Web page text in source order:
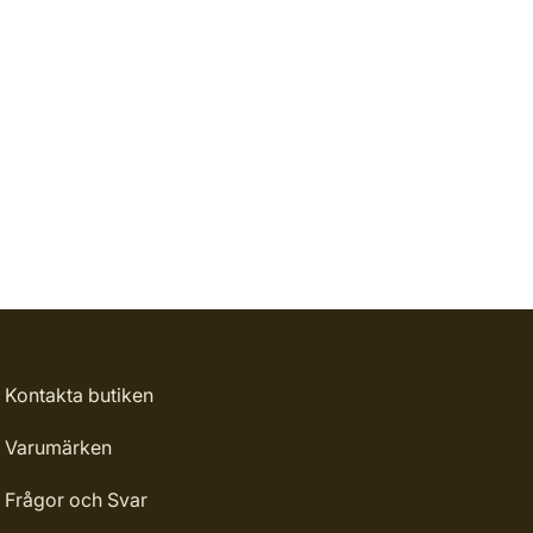
Kontakta butiken
Varumärken
Frågor och Svar